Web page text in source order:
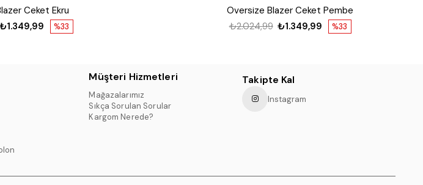
Ceket Ekru
%33
₺1.349,99
Oversize Blazer Ceket Pembe
%33
₺1.349,99
₺2.024,99
Müşteri Hizmetleri
Mağazalarımız
Sıkça Sorulan Sorular
Kargom Nerede?
Takipte Kal
Instagram